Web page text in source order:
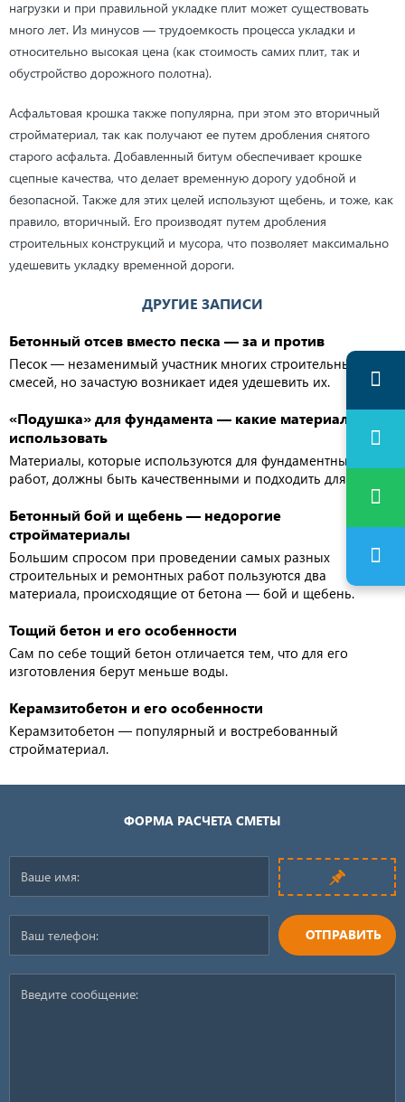
нагрузки и при правильной укладке плит может существовать
много лет. Из минусов — трудоемкость процесса укладки и
относительно высокая цена (как стоимость самих плит, так и
обустройство дорожного полотна).
Асфальтовая крошка также популярна, при этом это вторичный
стройматериал, так как получают ее путем дробления снятого
старого асфальта. Добавленный битум обеспечивает крошке
сцепные качества, что делает временную дорогу удобной и
безопасной. Также для этих целей используют щебень, и тоже, как
правило, вторичный. Его производят путем дробления
строительных конструкций и мусора, что позволяет максимально
удешевить укладку временной дороги.
ДРУГИЕ ЗАПИСИ
Бетонный отсев вместо песка — за и против
Песок — незаменимый участник многих строительных
смесей, но зачастую возникает идея удешевить их.
«Подушка» для фундамента — какие материалы
использовать
Материалы, которые используются для фундаментных
работ, должны быть качественными и подходить для них.
Бетонный бой и щебень — недорогие
стройматериалы
Большим спросом при проведении самых разных
строительных и ремонтных работ пользуются два
материала, происходящие от бетона — бой и щебень.
Тощий бетон и его особенности
Сам по себе тощий бетон отличается тем, что для его
изготовления берут меньше воды.
Керамзитобетон и его особенности
Керамзитобетон — популярный и востребованный
стройматериал.
ФОРМА РАСЧЕТА СМЕТЫ
ОТПРАВИТЬ